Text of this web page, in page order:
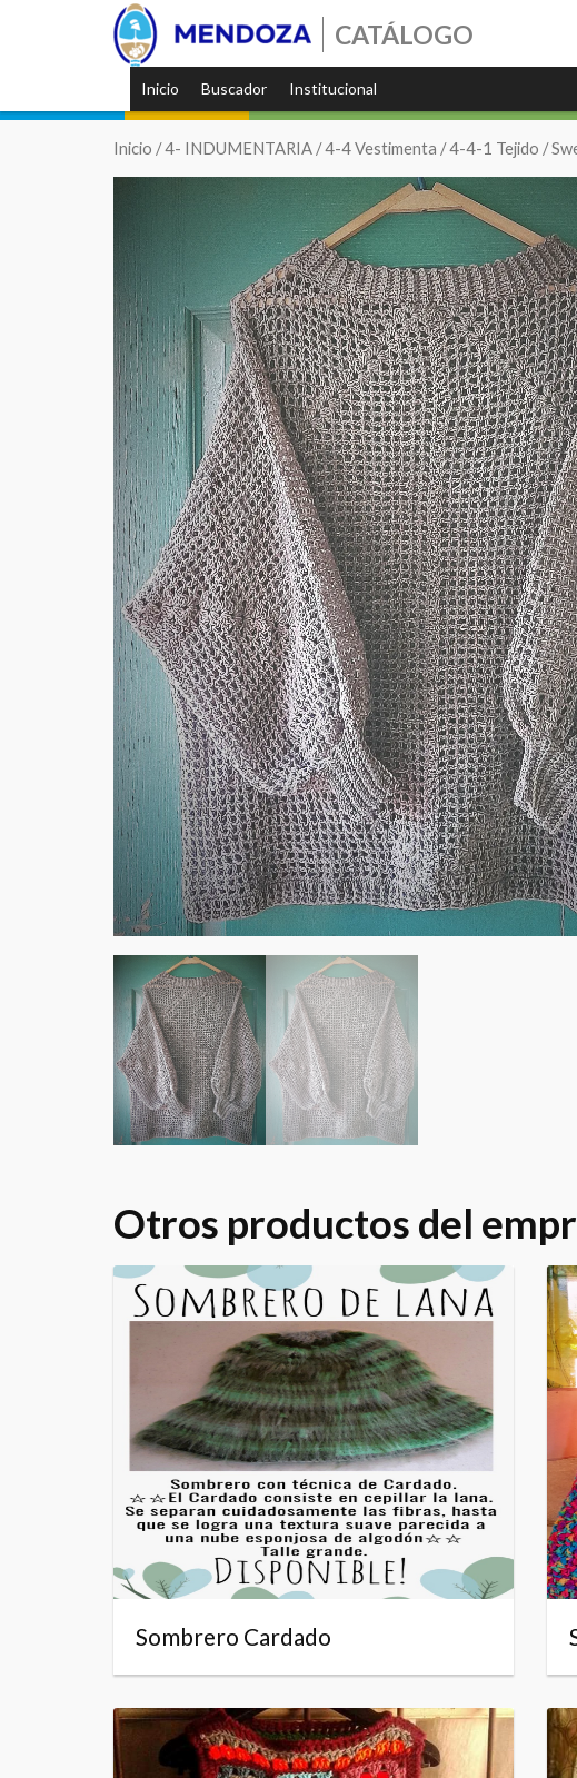
CATÁLOGO
Inicio Buscador Institucional
Inicio /4- INDUMENTARIA /4-4 Vestimenta /4-4-1 Tejido /
Otros productos del
Sombrero Cardado